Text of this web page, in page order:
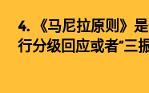
4. 《马尼拉原则》
行分级回应或者“三